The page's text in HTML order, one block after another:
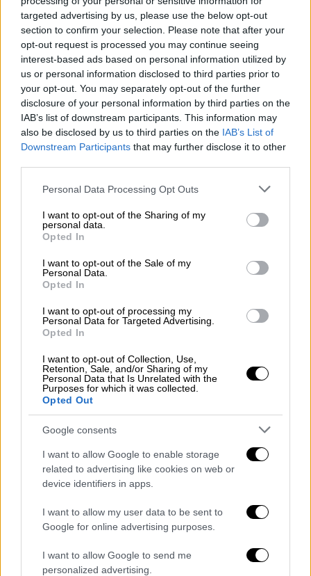
targeted advertising by us, please use the below opt-out
section to confirm your selection. Please note that after your
opt-out request is processed you may continue seeing
interest-based ads based on personal information utilized by
us or personal information disclosed to third parties prior to
your opt-out. You may separately opt-out of the further
disclosure of your personal information by third parties on the
IAB’s list of downstream participants. This information may
also be disclosed by us to third parties on the IAB’s List of
Downstream Participants that may further disclose it to other
Please note that this website/app uses one or more Google
not limited to your visit or usage behaviour. You may click to
grant or deny consent to Google and its third-party tags to
use your data for below specified purposes in below Google
consent section.
Personal Data Processing Opt Outs
I want to opt-out of the Sharing of my
personal data.
Opted In
I want to opt-out of the Sale of my
Personal Data.
Opted In
I want to opt-out of processing my
Personal Data for Targeted Advertising.
Opted In
I want to opt-out of Collection, Use,
Retention, Sale, and/or Sharing of my
Personal Data that Is Unrelated with the
Purposes for which it was collected.
Opted Out
Google consents
I want to allow Google to enable storage
related to advertising like cookies on web or
device identifiers in apps.
I want to allow my user data to be sent to
Google for online advertising purposes.
I want to allow Google to send me
personalized advertising.
να φθάσει κατά τόπους στα ηπειρωτικά τους
40 με 41 βαθμούς και στα νησιά τους 37
βαθμούς Κελσίου.
Αναλυτικότερα, σύμφωνα με το έκτακτο
δελτίο επιδείνωσης καιρού της ΕΜΥ:
1. ΤηνΠέμπτη(18-08-2022) η μέγιστη τιμή
της θερμοκρασίας προβλέπεται να φθάσει
στα ηπειρωτικά τους 38 με 39 και κατά
τόπους στα δυτικά (και κυρίως στην
Αιτωλοακαρνανία) τους 40 βαθμούς Κελσίου
και στα νησιά τους 35 με 36.
2. ΤηνΠαρασκευή
φθάσει στα ηπειρωτικά τους 39 με 40 και
τοπικά στη Θεσσαλία και την ανατολική
Στερεά τους 41 βαθμούς και στα νησιά τους
36 με 37 βαθμούς Κελσίου.
3. Το Σάββατο(20-08-2022) η θερμοκρασία
στη δυτική και τη βόρεια χώρα θα
υποχωρήσει κατά 2 με 3 βαθμούς, αλλά στα
ανατολικά ηπειρωτικά η μέγιστη τιμή της θα
φθάσει τους 39 με 40 βαθμούς Κελσίου.
Επισημαίνεται πως από τις απογευματινές
ώρες του Σαββάτου αναμένεται μεταβολή
του καιρού από τα βορειοδυτικά, με
καταιγίδες που πιθανόν κατά τόπους θα
είναι ισχυρές και θα συνοδεύονται από
ισχυρούς ανέμους.
4. ΤηνΚυριακή(21-08-2022) η θερμοκρασία